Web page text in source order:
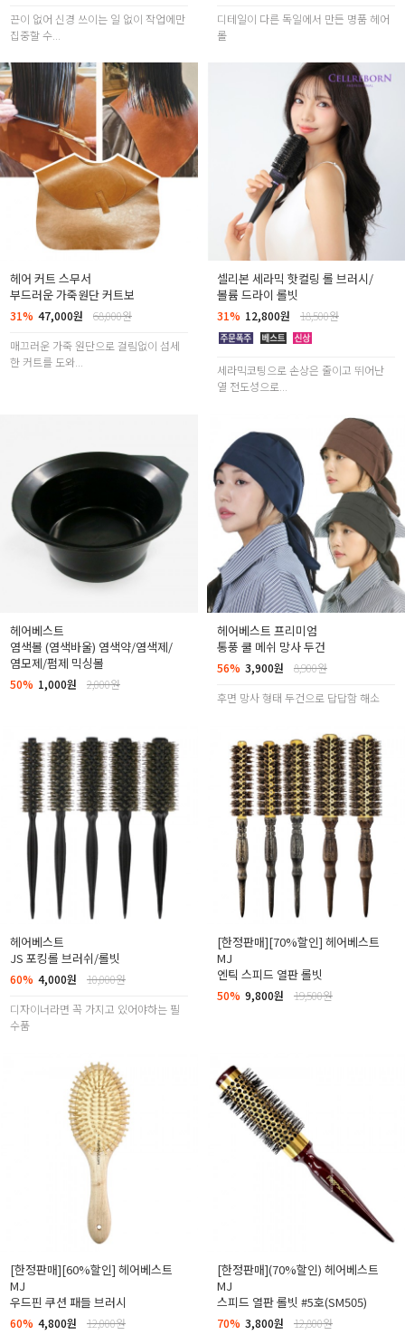
끈이 없어 신경 쓰이는 일 없이 작업에만
집중할 수...
디테일이 다른 독일에서 만든 명품 헤어
롤
헤어 커트 스무서
부드러운 가죽원단 커트보
31% 47,000원
68,000원
매끄러운 가죽 원단으로 걸림없이 섬세
한 커트를 도와...
셀리본 세라믹 핫컬링 롤 브러시/
볼륨 드라이 롤빗
31% 12,800원 18,500원
세라믹코팅으로 손상은 줄이고 뛰어난
열 전도성으로...
헤어베스트
염색볼 (염색바울) 염색약/염색제/
염모제/펌제 믹싱볼
50% 1,000원 2,000원
헤어베스트 프리미엄
통풍 쿨 메쉬 망사 두건
56% 3,900원
8,900원
후면 망사 형태 두건으로 답답함 해소
헤어베스트
JS 포킹롤 브러쉬/롤빗
60% 4,000원
10,000원
디자이너라면 꼭 가지고 있어야하는 필
수품
[한정판매][70%할인] 헤어베스트
MJ
엔틱 스피드 열판 롤빗
50% 9,800원 19,500원
[한정판매][60%할인] 헤어베스트
MJ
우드핀 쿠션 패들 브러시
60% 4,800원
12,000원
[한정판매](70%할인) 헤어베스트
MJ
스피드 열판 롤빗 #5호(SM505)
70% 3,800원
12,800원